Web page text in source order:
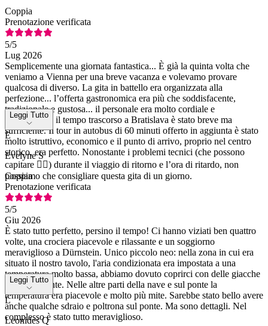
Coppia
Prenotazione verificata
5/5
Lug 2026
Semplicemente una giornata fantastica... È già la quinta volta che
veniamo a Vienna per una breve vacanza e volevamo provare
qualcosa di diverso. La gita in battello era organizzata alla
perfezione... l’offerta gastronomica era più che soddisfacente,
tradizionale e gustosa... il personale era molto cordiale e
disponibile... il tempo trascorso a Bratislava è stato breve ma
sufficiente. Il tour in autobus di 60 minuti offerto in aggiunta è stato
molto istruttivo, economico e il punto di arrivo, proprio nel centro
storico, era perfetto. Nonostante i problemi tecnici (che possono
capitare 🤷‍♀️) durante il viaggio di ritorno e l’ora di ritardo, non
possiamo che consigliare questa gita di un giorno.
Leggi Tutto
E
Evelyne S
Coppia
Prenotazione verificata
5/5
Giu 2026
È stato tutto perfetto, persino il tempo! Ci hanno viziati ben quattro
volte, una crociera piacevole e rilassante e un soggiorno
meraviglioso a Dürnstein. Unico piccolo neo: nella zona in cui era
situato il nostro tavolo, l'aria condizionata era impostata a una
temperatura molto bassa, abbiamo dovuto coprirci con delle giacche
e c'era corrente. Nelle altre parti della nave e sul ponte la
temperatura era piacevole e molto più mite. Sarebbe stato bello avere
anche qualche sdraio e poltrona sul ponte. Ma sono dettagli. Nel
complesso è stato tutto meraviglioso.
Leggi Tutto
L
Leonides Q